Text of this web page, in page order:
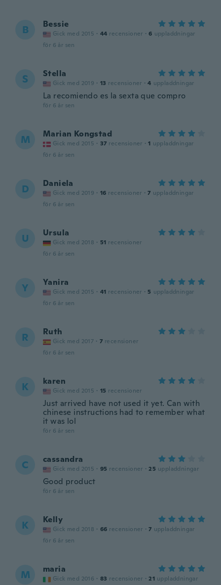
B Bessie
Gick med 2015 · 44 recensioner · 6 uppladdningar
för 6 år sen
S Stella
Gick med 2019 · 13 recensioner · 4 uppladdningar
La recomiendo es la sexta que compro
för 6 år sen
M Marian Kongstad
Gick med 2015 · 37 recensioner · 1 uppladdningar
för 6 år sen
D Daniela
Gick med 2019 · 16 recensioner · 7 uppladdningar
för 6 år sen
U Ursula
Gick med 2018 · 51 recensioner
för 6 år sen
Y Yanira
Gick med 2015 · 41 recensioner · 5 uppladdningar
för 6 år sen
R Ruth
Gick med 2017 · 7 recensioner
för 6 år sen
K karen
Gick med 2015 · 15 recensioner
Just arrived have not used it yet. Can with
chinese instructions had to remember what
it was lol
för 6 år sen
C cassandra
Gick med 2015 · 95 recensioner · 25 uppladdningar
Good product
för 6 år sen
K Kelly
Gick med 2018 · 66 recensioner · 7 uppladdningar
för 6 år sen
M maria
Gick med 2016 · 83 recensioner · 21 uppladdningar